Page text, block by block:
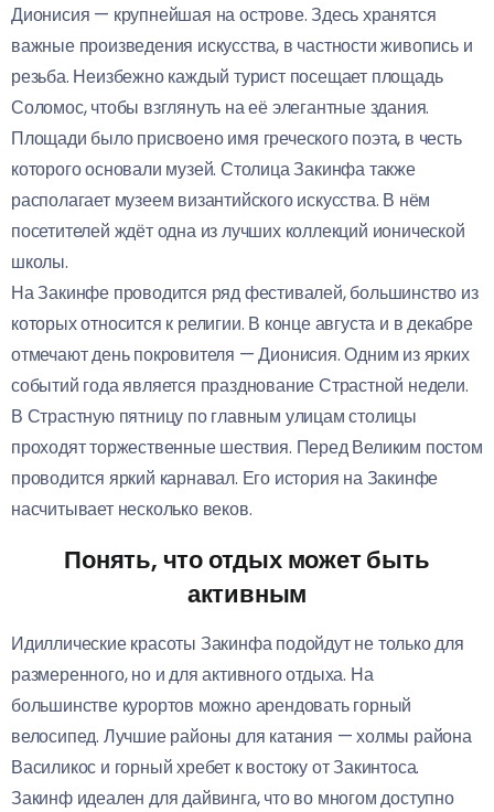
Дионисия — крупнейшая на острове. Здесь хранятся
важные произведения искусства, в частности живопись и
резьба. Неизбежно каждый турист посещает площадь
Соломос, чтобы взглянуть на её элегантные здания.
Площади было присвоено имя греческого поэта, в честь
которого основали музей. Столица Закинфа также
располагает музеем византийского искусства. В нём
посетителей ждёт одна из лучших коллекций ионической
школы.
На Закинфе проводится ряд фестивалей, большинство из
которых относится к религии. В конце августа и в декабре
отмечают день покровителя — Дионисия. Одним из ярких
событий года является празднование Страстной недели.
В Страстную пятницу по главным улицам столицы
проходят торжественные шествия. Перед Великим постом
проводится яркий карнавал. Его история на Закинфе
насчитывает несколько веков.
Понять, что отдых может быть
активным
Идиллические красоты Закинфа подойдут не только для
размеренного, но и для активного отдыха. На
большинстве курортов можно арендовать горный
велосипед. Лучшие районы для катания — холмы района
Василикос и горный хребет к востоку от Закинтоса.
Закинф идеален для дайвинга, что во многом доступно